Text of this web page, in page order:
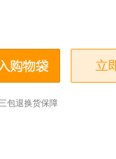
立
包退换货保障